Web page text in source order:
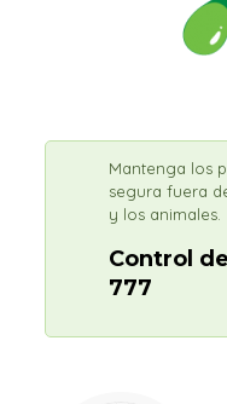
Mantenga los
segura fuera
y los animales.
Control
777